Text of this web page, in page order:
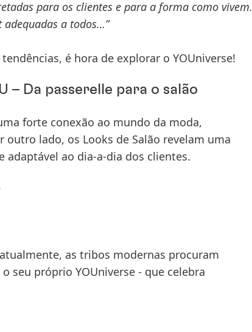
para os clientes e para a forma como
a todos…”
, é hora de explorar o YOUniverse!
– Da passerelle para o salão
forte conexão ao mundo da moda,
outro lado, os Looks de Salão revelam uma
adaptável ao dia-a-dia dos clientes.
as tribos modernas procuram
seu próprio YOUniverse - que celebra